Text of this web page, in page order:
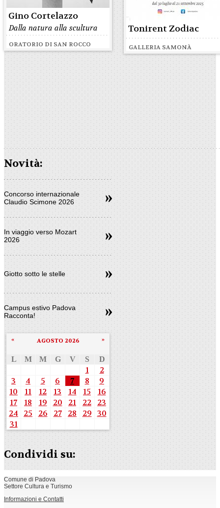
Gino Cortelazzo
Dalla natura alla scultura
ORATORIO DI SAN ROCCO
Tonirent Zodiac
GALLERIA SAMONÀ
Novità:
Concorso internazionale
Claudio Scimone 2026
In viaggio verso Mozart
2026
Giotto sotto le stelle
Campus estivo Padova
Racconta!
AGOSTO 2026
« »
L M M G V S D
1
2
3
4 5 6 7 8
9
10
11 12 13 14 15
16
17
18 19 20 21 22
23
24
25 26 27 28 29 30
31
Condividi su:
Comune di Padova
Settore Cultura e Turismo
Informazioni e Contatti